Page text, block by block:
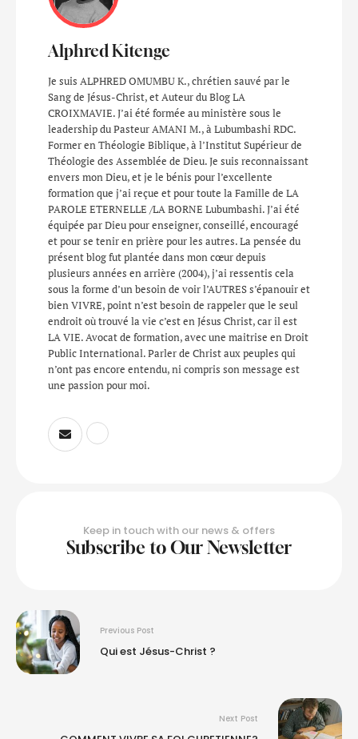
Alphred Kitenge
Je suis ALPHRED OMUMBU K., chrétien sauvé par le
Sang de Jésus-Christ, et Auteur du Blog LA
CROIXMAVIE. J’ai été formée au ministère sous le
leadership du Pasteur AMANI M., à Lubumbashi RDC.
Former en Théologie Biblique, à l’Institut Supérieur de
Théologie des Assemblée de Dieu. Je suis reconnaissant
envers mon Dieu, et je le bénis pour l’excellente
formation que j’ai reçue et pour toute la Famille de LA
PAROLE ETERNELLE /LA BORNE Lubumbashi. J’ai été
équipée par Dieu pour enseigner, conseillé, encouragé
et pour se tenir en prière pour les autres. La pensée du
présent blog fut plantée dans mon cœur depuis
plusieurs années en arrière (2004), j’ai ressentis cela
sous la forme d’un besoin de voir l’AUTRES s’épanouir et
bien VIVRE, point n’est besoin de rappeler que le seul
endroit où trouvé la vie c’est en Jésus Christ, car il est
LA VIE. Avocat de formation, avec une maitrise en Droit
Public International. Parler de Christ aux peuples qui
n’ont pas encore entendu, ni compris son message est
une passion pour moi.
Keep in touch with our news & offers
Subscribe to Our Newsletter
Previous Post
Qui est Jésus-Christ ?
Next Post